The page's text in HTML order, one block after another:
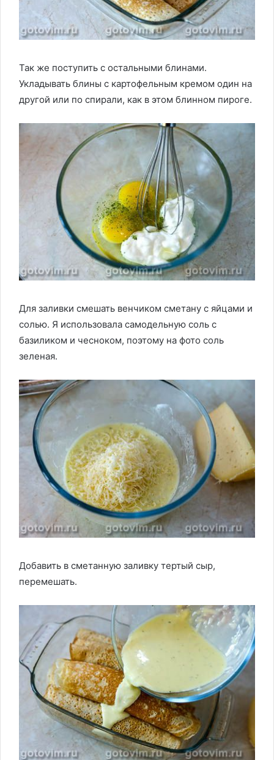
Так же поступить с остальными блинами.
Укладывать блины с картофельным кремом один на
другой или по спирали, как в этом блинном пироге.
Для заливки смешать венчиком сметану с яйцами и
солью. Я использовала самодельную соль с
базиликом и чесноком, поэтому на фото соль
зеленая.
Добавить в сметанную заливку тертый сыр,
перемешать.